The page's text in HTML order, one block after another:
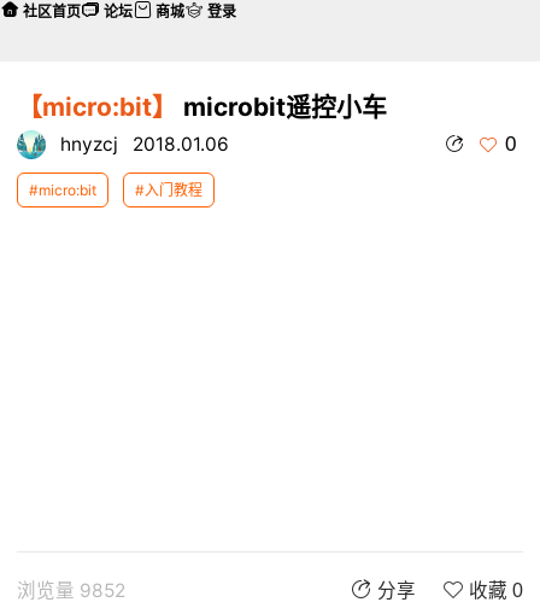
【micro:bit】 microbit遥控小车
hnyzcj 2018.01.06 0
#micro:bit #入门教程
浏览量 9852 分享 收藏 0
社区首页 论坛 商城 登录